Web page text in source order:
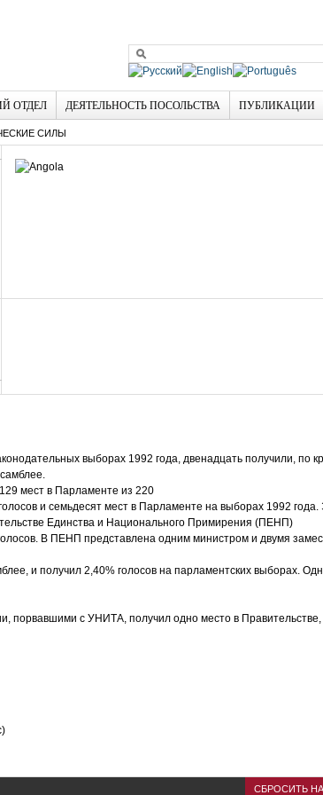
Логин
Пароль
ОТДЕЛ ДЕЯТЕЛЬНОСТЬ ПОСОЛЬСТВА ПУБЛИКАЦИИ
СИЛЫ
выборах 1992 года, двенадцать получили, по
мест в Парламенте из 220
и семьдесят мест в Парламенте на выборах 1992 года.
Единства и Национального Примирения (ПЕНП)
В ПЕНП представлена одним министром и двумя
и получил 2,40% голосов на парламентских выборах.
порвавшими с УНИТА, получил одно место в
СБРОСИТЬ